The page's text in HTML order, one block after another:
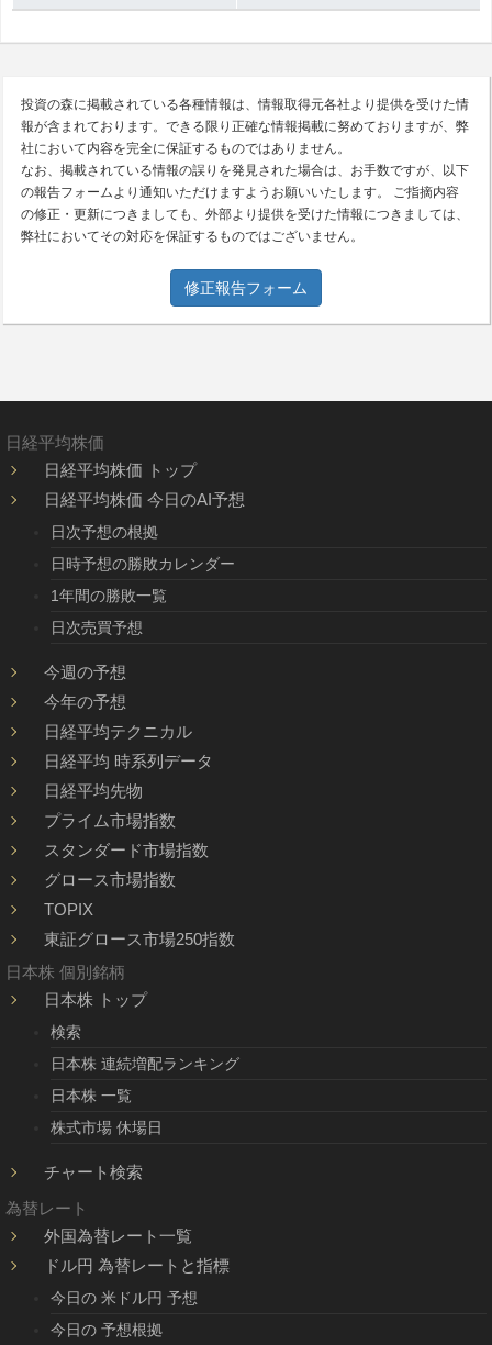
投資の森に掲載されている各種情報は、情報取得元各社より提供を受けた情
報が含まれております。できる限り正確な情報掲載に努めておりますが、弊
社において内容を完全に保証するものではありません。
なお、掲載されている情報の誤りを発見された場合は、お手数ですが、以下
の報告フォームより通知いただけますようお願いいたします。 ご指摘内容
の修正・更新につきましても、外部より提供を受けた情報につきましては、
弊社においてその対応を保証するものではございません。
修正報告フォーム
日経平均株価
日経平均株価 トップ
日経平均株価 今日のAI予想
日次予想の根拠
日時予想の勝敗カレンダー
1年間の勝敗一覧
日次売買予想
今週の予想
今年の予想
日経平均テクニカル
日経平均 時系列データ
日経平均先物
プライム市場指数
スタンダード市場指数
グロース市場指数
TOPIX
東証グロース市場250指数
日本株 個別銘柄
日本株 トップ
検索
日本株 連続増配ランキング
日本株 一覧
株式市場 休場日
チャート検索
為替レート
外国為替レート一覧
ドル円 為替レートと指標
今日の 米ドル円 予想
今日の 予想根拠